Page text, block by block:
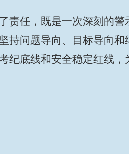
责任，既是一次深刻的警
持问题导向、目标导向和
纪底线和安全稳定红线，